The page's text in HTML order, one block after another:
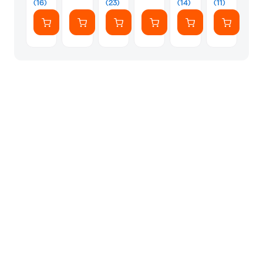
180Hz
0.03ms
(16) (23)
Socket
AM4/AM5/1700
με
ARGB
5080
16
GB
(14)
9070
XT
16
GB
(11)